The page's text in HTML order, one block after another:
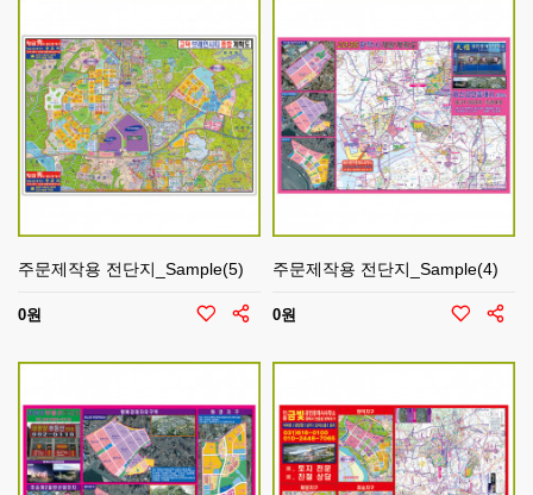
주문제작용 전단지_Sample(5)
0원
주문제작용 전단지_Sample(4)
0원